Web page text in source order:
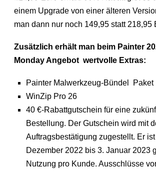
einem Upgrade von einer älteren
man dann nur noch 149,95 statt 218,95
Zusätzlich erhält man beim Painter
Monday Angebot wertvolle Extras:
Painter Malwerkzeug-Bündel Paket
WinZip Pro 26
40 €-Rabattgutschein für eine
Bestellung. Der Gutschein wird mit
Auftragsbestätigung zugestellt. Er
Dezember 2022 bis 3. Januar 2023
Nutzung pro Kunde. Ausschlüsse